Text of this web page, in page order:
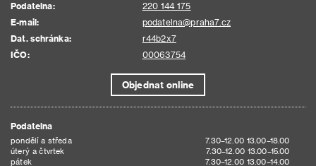
Podatelna:
220 144 175
E-mail:
podatelna@praha7.cz
Dat. schránka:
r44b2x7
IČO:
00063754
Objednat online
Podatelna
pondělí a středa
7.30–12.00 13.00–18.00
úterý a čtvrtek
7.30–12.00 13.00–15.00
pátek
7.30–12.00 13.00–14.00